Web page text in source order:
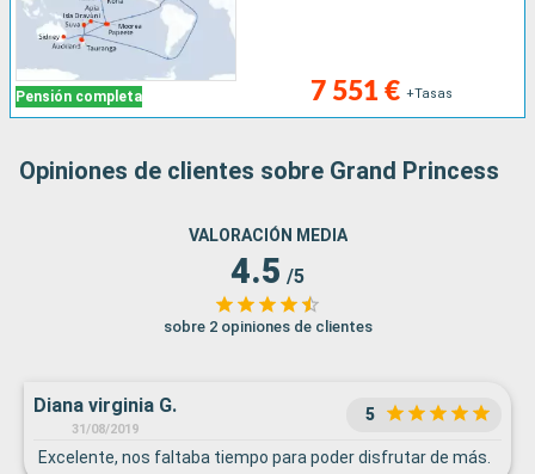
Pensión completa 7 551 € +Tasas
Opiniones de clientes sobre Grand Princess
VALORACIÓN MEDIA
4.5 /5
sobre 2 opiniones de clientes
Diana virginia G.
31/08/2019
5
Excelente, nos faltaba tiempo para poder disfrutar de más.